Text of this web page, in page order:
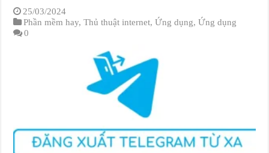
25/03/2024
Phần mềm hay,Thủ thuật internet,Ứng dụng,Ứng dụng
0